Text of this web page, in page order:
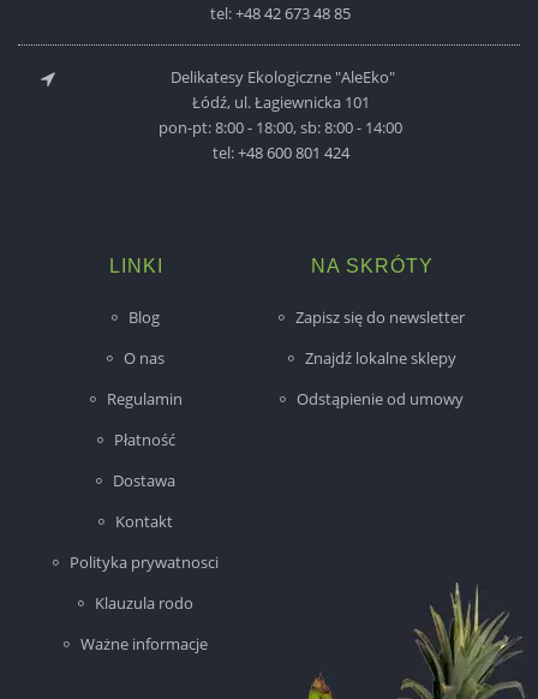
tel:+48 42 673 48 85
Delikatesy Ekologiczne "AleEko"
Łódź, ul. Łagiewnicka 101
pon-pt: 8:00 - 18:00, sb: 8:00 - 14:00
tel:+48 600 801 424
LINKI
Blog
O nas
Regulamin
Płatność
Dostawa
Kontakt
Polityka prywatnosci
Klauzula rodo
Ważne informacje
NA SKRÓTY
Zapisz się do newsletter
Znajdź lokalne sklepy
Odstąpienie od umowy